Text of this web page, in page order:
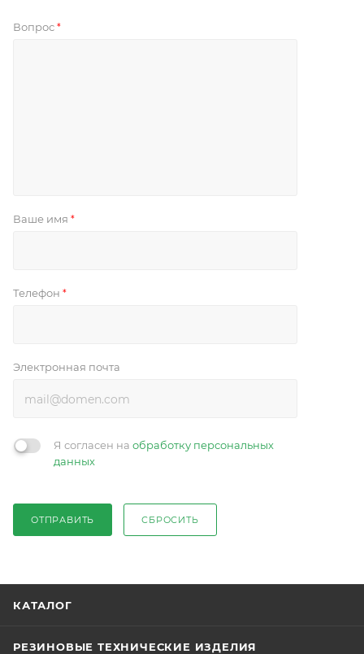
Вопрос *
Ваше имя *
Телефон *
Электронная почта
Я согласен на обработку персональных
данных
ОТПРАВИТЬ СБРОСИТЬ
КАТАЛОГ
РЕЗИНОВЫЕ ТЕХНИЧЕСКИЕ ИЗДЕЛИЯ